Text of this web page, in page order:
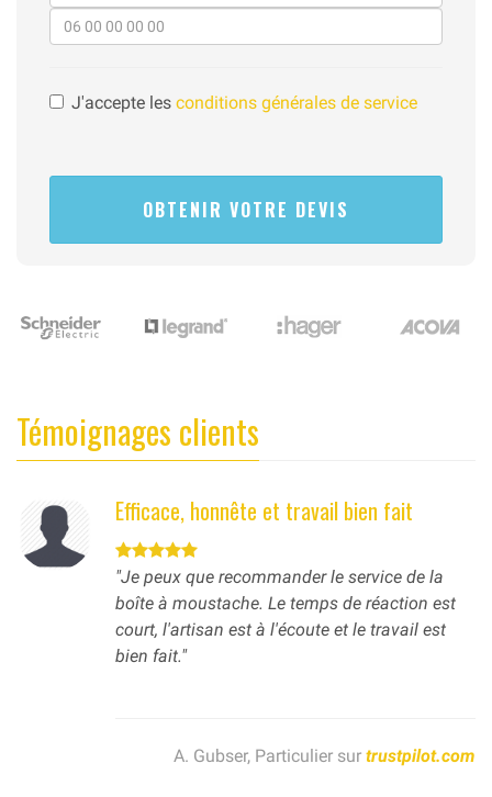
J'accepte les conditions générales de service
Témoignages clients
Efficace, honnête et travail bien fait
"Je peux que recommander le service de la
boîte à moustache. Le temps de réaction est
court, l'artisan est à l'écoute et le travail est
bien fait."
A. Gubser, Particulier sur trustpilot.com